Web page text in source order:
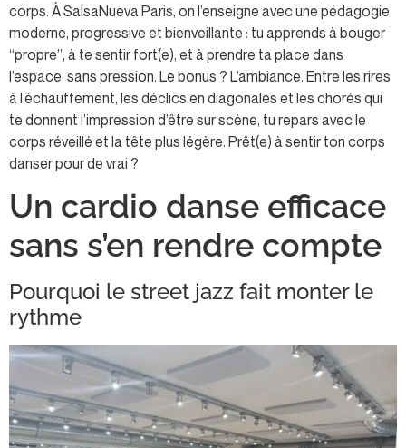
corps. À SalsaNueva Paris, on l’enseigne avec une pédagogie
moderne, progressive et bienveillante : tu apprends à bouger
“propre”, à te sentir fort(e), et à prendre ta place dans
l’espace, sans pression. Le bonus ? L’ambiance. Entre les rires
à l’échauffement, les déclics en diagonales et les chorés qui
te donnent l’impression d’être sur scène, tu repars avec le
corps réveillé et la tête plus légère. Prêt(e) à sentir ton corps
danser pour de vrai ?
Un cardio danse efficace
sans s’en rendre compte
Pourquoi le street jazz fait monter le
rythme